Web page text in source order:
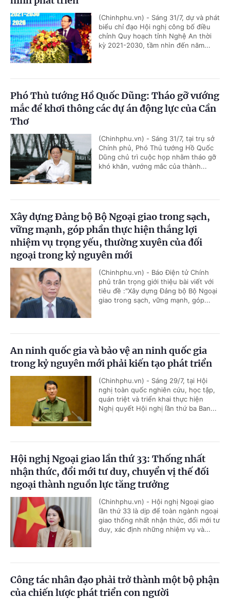
(Chinhphu.vn) - Sáng 31/7, dự và phát
biểu chỉ đạo Hội nghị công bố điều
chỉnh Quy hoạch tỉnh Nghệ An thời
kỳ 2021-2030, tầm nhìn đến năm...
Phó Thủ tướng Hồ Quốc Dũng: Tháo gỡ vướng
mắc để khơi thông các dự án động lực của Cần
Thơ
(Chinhphu.vn) - Sáng 31/7, tại trụ sở
Chính phủ, Phó Thủ tướng Hồ Quốc
Dũng chủ trì cuộc họp nhằm tháo gỡ
khó khăn, vướng mắc của thành...
Xây dựng Đảng bộ Bộ Ngoại giao trong sạch,
vững mạnh, góp phần thực hiện thắng lợi
nhiệm vụ trọng yếu, thường xuyên của đối
ngoại trong kỷ nguyên mới
(Chinhphu.vn) - Báo Điện tử Chính
phủ trân trọng giới thiệu bài viết với
tiêu đề :"Xây dựng Đảng bộ Bộ Ngoại
giao trong sạch, vững mạnh, góp...
An ninh quốc gia và bảo vệ an ninh quốc gia
trong kỷ nguyên mới phải kiến tạo phát triển
(Chinhphu.vn) - Sáng 29/7, tại Hội
nghị toàn quốc nghiên cứu, học tập,
quán triệt và triển khai thực hiện
Nghị quyết Hội nghị lần thứ ba Ban...
Hội nghị Ngoại giao lần thứ 33: Thống nhất
nhận thức, đổi mới tư duy, chuyển vị thế đối
ngoại thành nguồn lực tăng trưởng
(Chinhphu.vn) - Hội nghị Ngoại giao
lần thứ 33 là dịp để toàn ngành ngoại
giao thống nhất nhận thức, đổi mới tư
duy, xác định những nhiệm vụ và...
Công tác nhân đạo phải trở thành một bộ phận
của chiến lược phát triển con người